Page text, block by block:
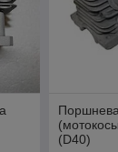
(D40)